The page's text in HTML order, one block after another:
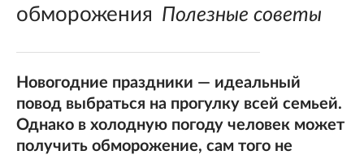
обморожения Полезные советы
Новогодние праздники — идеальный
повод выбраться на прогулку всей семьей.
Однако в холодную погоду человек может
получить обморожение, сам того не